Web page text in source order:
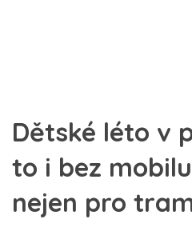
Dětské léto v
to i bez
nejen pro